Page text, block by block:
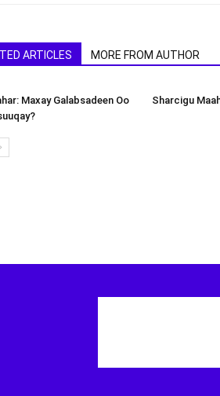
ARTICLES MORE FROM AUTHOR
Maxay Galabsadeen Oo
Sharcigu